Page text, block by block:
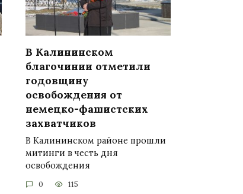
В Калининском
благочинии отметили
годовщину
освобождения от
немецко-фашистских
захватчиков
В Калининском районе прошли
митинги в честь дня
освобождения
0 115